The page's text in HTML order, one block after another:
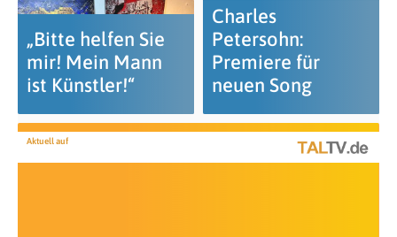
„Bitte helfen Sie
mir! Mein Mann
ist Künstler!“
Charles
Petersohn:
Premiere für
neuen Song
Aktuell auf